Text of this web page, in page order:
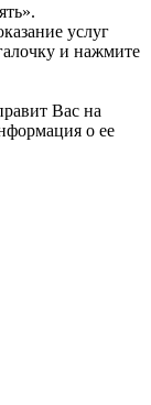
услуг
и нажмите
Вас на
о ее